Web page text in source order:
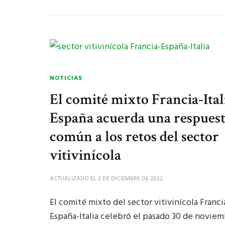
NOTICIAS
El comité mixto Francia-
España acuerda una
común a los retos del sector
vitivinícola
ACTUALIZADO EL2 DE DICIEMBRE DE 2022
El comité mixto del sector vitivinícola
España-Italia celebró el pasado 30 de